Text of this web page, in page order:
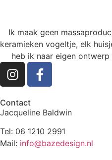
Ik maak geen
keramieken vogeltje, elk
heb ik naar eigen
Contact
Jacqueline Baldwin
Tel: 06 1210 2991
Mail: info@bazedesign.nl